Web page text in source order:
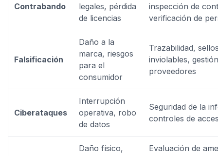
Contrabando
legales, pérdida
de licencias
inspección de
verificación de
Falsificación
Daño a la
marca, riesgos
para el
consumidor
Trazabilidad,
inviolables,
proveedores
Ciberataques
Interrupción
operativa, robo
de datos
Seguridad de la
controles de
Daño físico,
Evaluación de